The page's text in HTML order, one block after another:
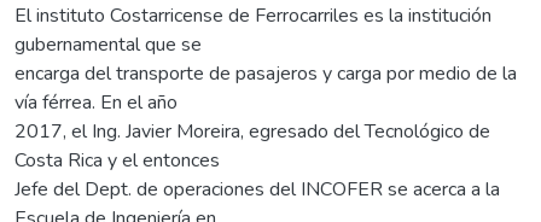
El instituto Costarricense de Ferrocarriles es la institución
gubernamental que se
encarga del transporte de pasajeros y carga por medio de la
vía férrea. En el año
2017, el Ing. Javier Moreira, egresado del Tecnológico de
Costa Rica y el entonces
Jefe del Dept. de operaciones del INCOFER se acerca a la